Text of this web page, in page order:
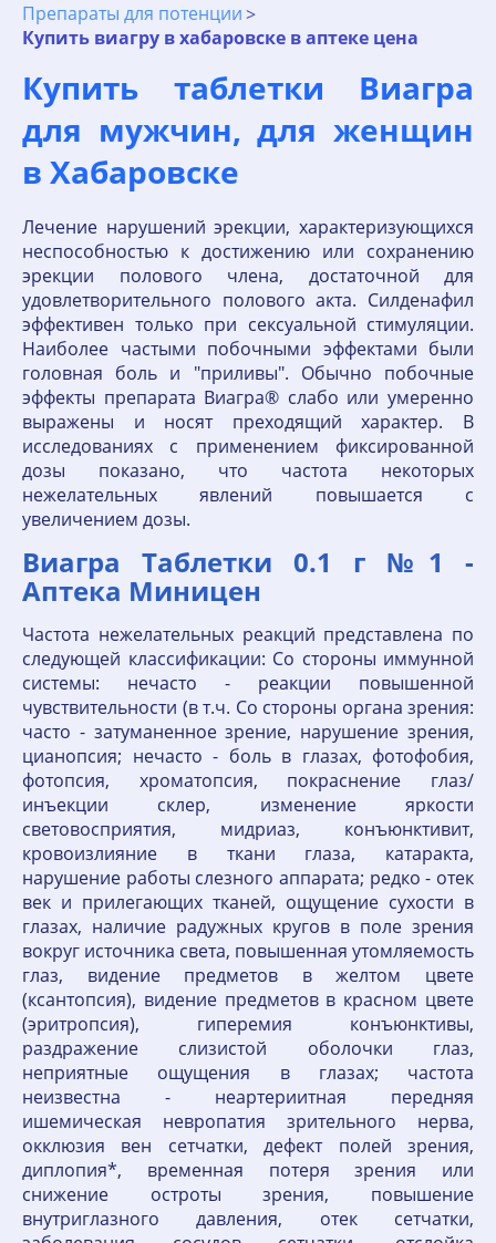
Препараты для потенции
Купить виагру в хабаровске в аптеке цена
Купить таблетки Виагра
для мужчин, для женщин
в Хабаровске
Лечение нарушений эрекции, характеризующихся
неспособностью к достижению или сохранению
эрекции полового члена, достаточной для
удовлетворительного полового акта. Силденафил
эффективен только при сексуальной стимуляции.
Наиболее частыми побочными эффектами были
головная боль и "приливы". Обычно побочные
эффекты препарата Виагра® слабо или умеренно
выражены и носят преходящий характер. В
исследованиях с применением фиксированной
дозы показано, что частота некоторых
нежелательных явлений повышается с
увеличением дозы.
Виагра Таблетки 0.1 г №1 -
Аптека Миницен
Частота нежелательных реакций представлена по
следующей классификации: Со стороны иммунной
системы: нечасто - реакции повышенной
чувствительности (в т.ч. Со стороны органа зрения:
часто - затуманенное зрение, нарушение зрения,
цианопсия; нечасто - боль в глазах, фотофобия,
фотопсия, хроматопсия, покраснение глаз/
инъекции склер, изменение яркости
световосприятия, мидриаз, конъюнктивит,
кровоизлияние в ткани глаза, катаракта,
нарушение работы слезного аппарата; редко - отек
век и прилегающих тканей, ощущение сухости в
глазах, наличие радужных кругов в поле зрения
вокруг источника света, повышенная утомляемость
глаз, видение предметов в желтом цвете
(ксантопсия), видение предметов в красном цвете
(эритропсия), гиперемия конъюнктивы,
раздражение слизистой оболочки глаз,
неприятные ощущения в глазах; частота
неизвестна - неартериитная передняя
ишемическая невропатия зрительного нерва,
окклюзия вен сетчатки, дефект полей зрения,
диплопия*, временная потеря зрения или
снижение остроты зрения, повышение
внутриглазного давления, отек сетчатки,